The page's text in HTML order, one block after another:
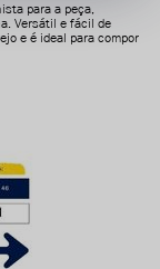
para a peça,
Versátil e fácil de
e é ideal para compor